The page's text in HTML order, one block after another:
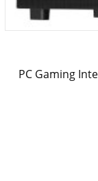
PC Gaming